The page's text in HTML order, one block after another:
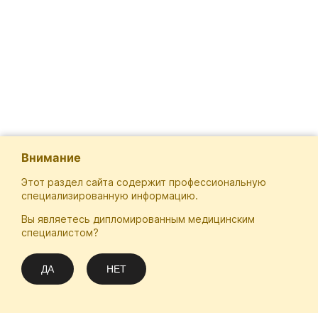
Внимание
Этот раздел сайта содержит профессиональную
специализированную информацию.
Вы являетесь дипломированным медицинским
специалистом?
ДА НЕТ
Отечественная Школа Онкологов
Email
info@practical-oncology.ru